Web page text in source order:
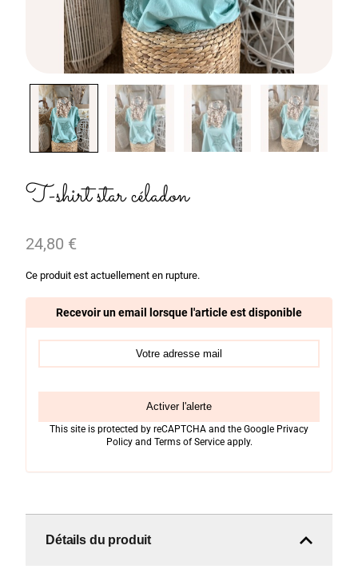
T-shirt star céladon
24,80 €
Ce produit est actuellement en rupture.
Recevoir un email lorsque l'article est disponible
Activer l'alerte
This site is protected by reCAPTCHA and the Google Privacy
Policy and Terms of Service apply.
Détails du produit